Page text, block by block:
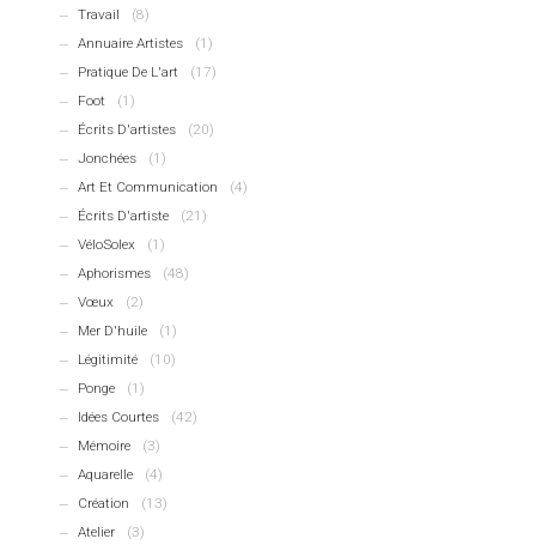
Travail
(8)
Annuaire Artistes
(1)
Pratique De L'art
(17)
Foot
(1)
Écrits D'artistes
(20)
Jonchées
(1)
Art Et Communication
(4)
Écrits D'artiste
(21)
VéloSolex
(1)
Aphorismes
(48)
Vœux
(2)
Mer D'huile
(1)
Légitimité
(10)
Ponge
(1)
Idées Courtes
(42)
Mémoire
(3)
Aquarelle
(4)
Création
(13)
Atelier
(3)